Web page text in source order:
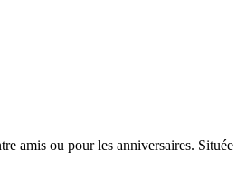
amis ou pour les anniversaires. Située